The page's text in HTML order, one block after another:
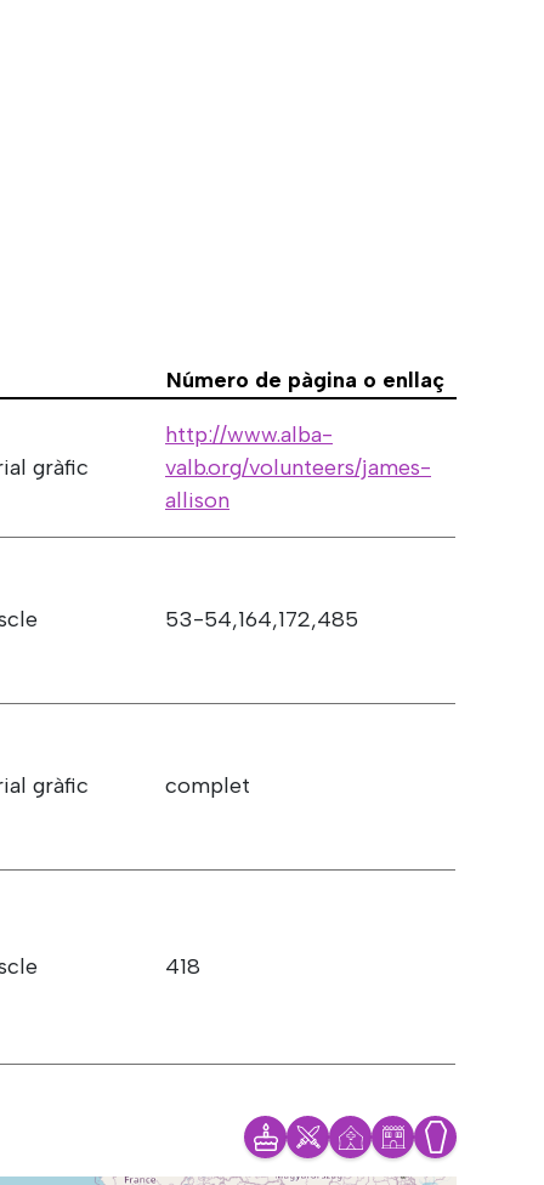
Número de pàgina o enllaç
gràfic
http://www.alba-
valb.org/volunteers/james-
allison
53-54,164,172,485
gràfic complet
418